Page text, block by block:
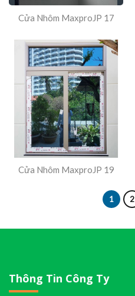
Cửa Nhôm MaxproJP 17
Cửa Nhôm MaxproJP 19
1 2
Thông Tin Công Ty